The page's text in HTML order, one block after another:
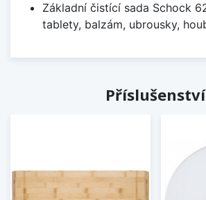
Základní čistící sada Schock
tablety, balzám, ubrousky,
Příslušenství